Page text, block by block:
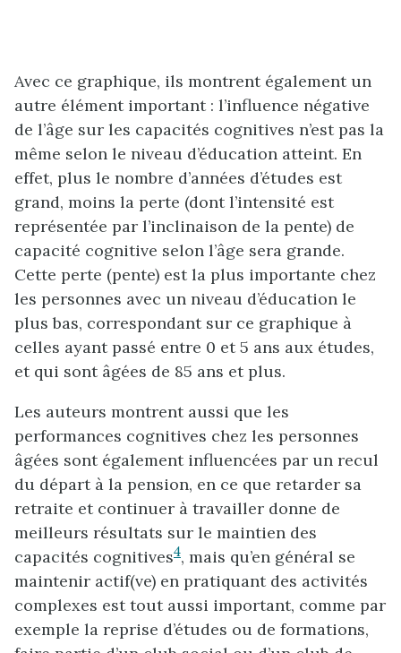
Avec ce graphique, ils montrent également un
autre élément important : l’influence négative
de l’âge sur les capacités cognitives n’est pas la
même selon le niveau d’éducation atteint. En
effet, plus le nombre d’années d’études est
grand, moins la perte (dont l’intensité est
représentée par l’inclinaison de la pente) de
capacité cognitive selon l’âge sera grande.
Cette perte (pente) est la plus importante chez
les personnes avec un niveau d’éducation le
plus bas, correspondant sur ce graphique à
celles ayant passé entre 0 et 5 ans aux études,
et qui sont âgées de 85 ans et plus.
Les auteurs montrent aussi que les
performances cognitives chez les personnes
âgées sont également influencées par un recul
du départ à la pension, en ce que retarder sa
retraite et continuer à travailler donne de
meilleurs résultats sur le maintien des
capacités cognitives4, mais qu’en général se
maintenir actif(ve) en pratiquant des activités
complexes est tout aussi important, comme par
exemple la reprise d’études ou de formations,